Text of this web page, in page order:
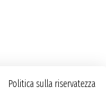
Politica sulla riservatezza